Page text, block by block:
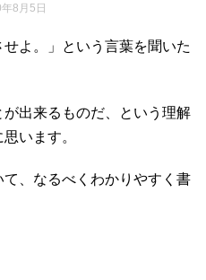
8月5日
せよ。」という言葉を聞いた
出来るものだ、という理解
います。
、なるべくわかりやすく書